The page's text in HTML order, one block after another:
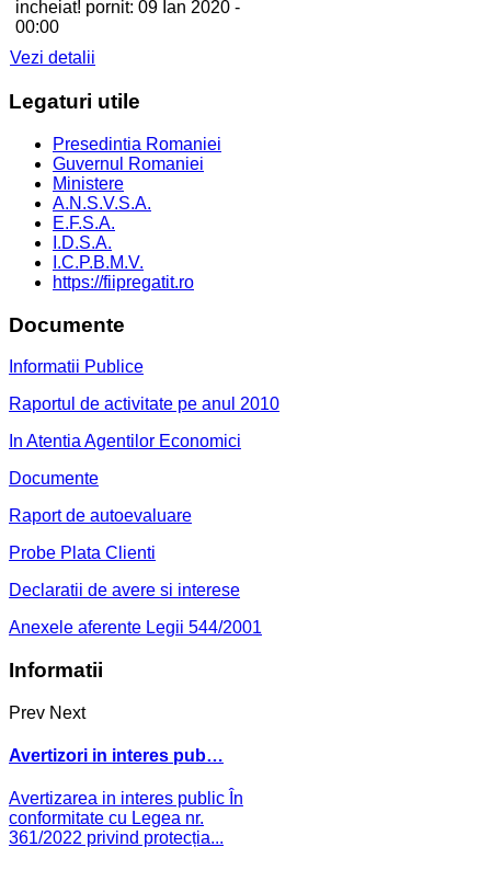
incheiat! pornit: 09 Ian 2020 -
00:00
Vezi detalii
Legaturi utile
Presedintia Romaniei
Guvernul Romaniei
Ministere
A.N.S.V.S.A.
E.F.S.A.
I.D.S.A.
I.C.P.B.M.V.
https://fiipregatit.ro
Documente
Informatii Publice
Raportul de activitate pe anul 2010
In Atentia Agentilor Economici
Documente
Raport de autoevaluare
Probe Plata Clienti
Declaratii de avere si interese
Anexele aferente Legii 544/2001
Informatii
Prev Next
Avertizori in interes pub…
Avertizarea in interes public În
conformitate cu Legea nr.
361/2022 privind protecția...